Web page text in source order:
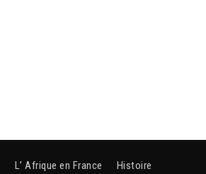
L’ Afrique en France Histoire